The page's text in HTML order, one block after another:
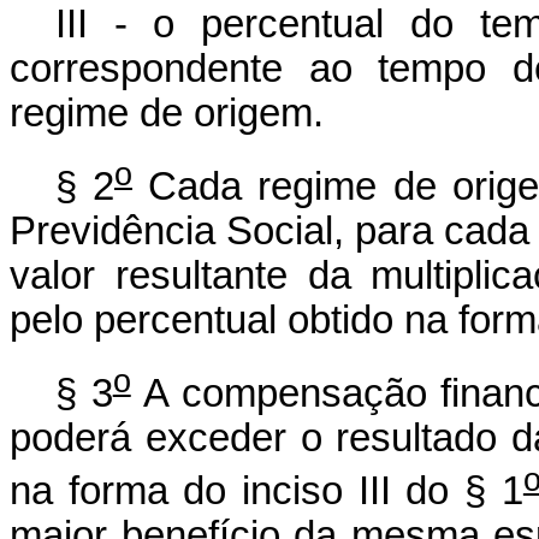
III - o percentual do
correspondente ao tempo
regime de origem.
§ 2oCada regime de
Previdência Social, para
valor resultante da
pelo percentual obtido na
§ 3oA compensação
poderá exceder o resultado
na forma do inciso III do § 1